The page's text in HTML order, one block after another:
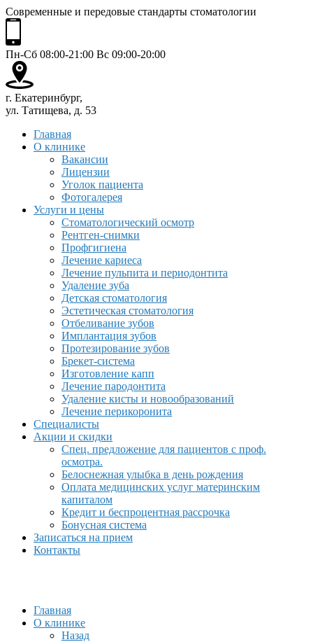
Современные и передовые стандарты стоматологии
Пн-Сб 08:00-21:00 Вс 09:00-20:00
г. Екатеринбург,
ул. Татищева, д. 53
Главная
О клинике
Вакансии
Лицензии
Уголок пациента
Фотогалерея
Услуги и цены
Стоматологический осмотр
Рентген-снимки
Профгигиена
Лечение кариеса
Лечение пульпита и периодонтита
Удаление зуба
Детская стоматология
Эстетическая стоматология
Отбеливание зубов
Имплантация зубов
Протезирование зубов
Брекет-система
Изготовление капп
Лечение пародонтита
Удаление кисты и новообразований
Лечение перикоронита
Специалисты
Акции и скидки
Спец. предложение для пациентов с проф.
осмотра.
Белоснежная улыбка в день рождения
Оплата медицинских услуг материнским
капиталом
Кредит и беспроцентная рассрочка
Бонусная система
Записаться на прием
Контакты
Главная
О клинике
Назад